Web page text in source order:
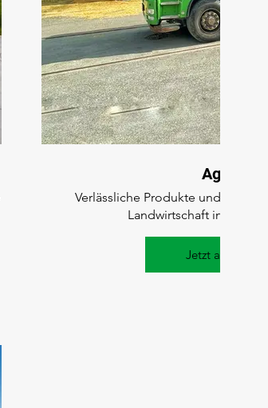
Agrar
Verlässliche Produkte und Know-
Landwirtschaft in
Jetzt ansehen